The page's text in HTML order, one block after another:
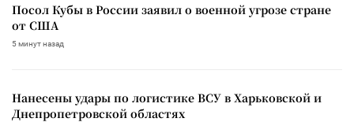
Посол Кубы в России заявил о военной угрозе стране
от США
5 минут назад
Нанесены удары по логистике ВСУ в Харьковской и
Днепропетровской областях